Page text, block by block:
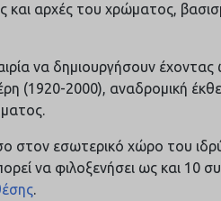
και αρχές του χρώματος,
να δημιουργήσουν έχοντας
(1920-2000), αναδρομική
στον εσωτερικό χώρο του
να φιλοξενήσει ως και 10
.